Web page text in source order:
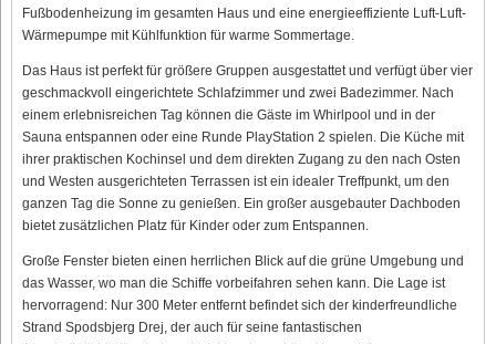
Fußbodenheizung im gesamten Haus und eine energieeffiziente Luft-Luft-
Wärmepumpe mit Kühlfunktion für warme Sommertage.
Das Haus ist perfekt für größere Gruppen ausgestattet und verfügt über vier
geschmackvoll eingerichtete Schlafzimmer und zwei Badezimmer. Nach
einem erlebnisreichen Tag können die Gäste im Whirlpool und in der
Sauna entspannen oder eine Runde PlayStation 2 spielen. Die Küche mit
ihrer praktischen Kochinsel und dem direkten Zugang zu den nach Osten
und Westen ausgerichteten Terrassen ist ein idealer Treffpunkt, um den
ganzen Tag die Sonne zu genießen. Ein großer ausgebauter Dachboden
bietet zusätzlichen Platz für Kinder oder zum Entspannen.
Große Fenster bieten einen herrlichen Blick auf die grüne Umgebung und
das Wasser, wo man die Schiffe vorbeifahren sehen kann. Die Lage ist
hervorragend: Nur 300 Meter entfernt befindet sich der kinderfreundliche
Strand Spodsbjerg Drej, der auch für seine fantastischen